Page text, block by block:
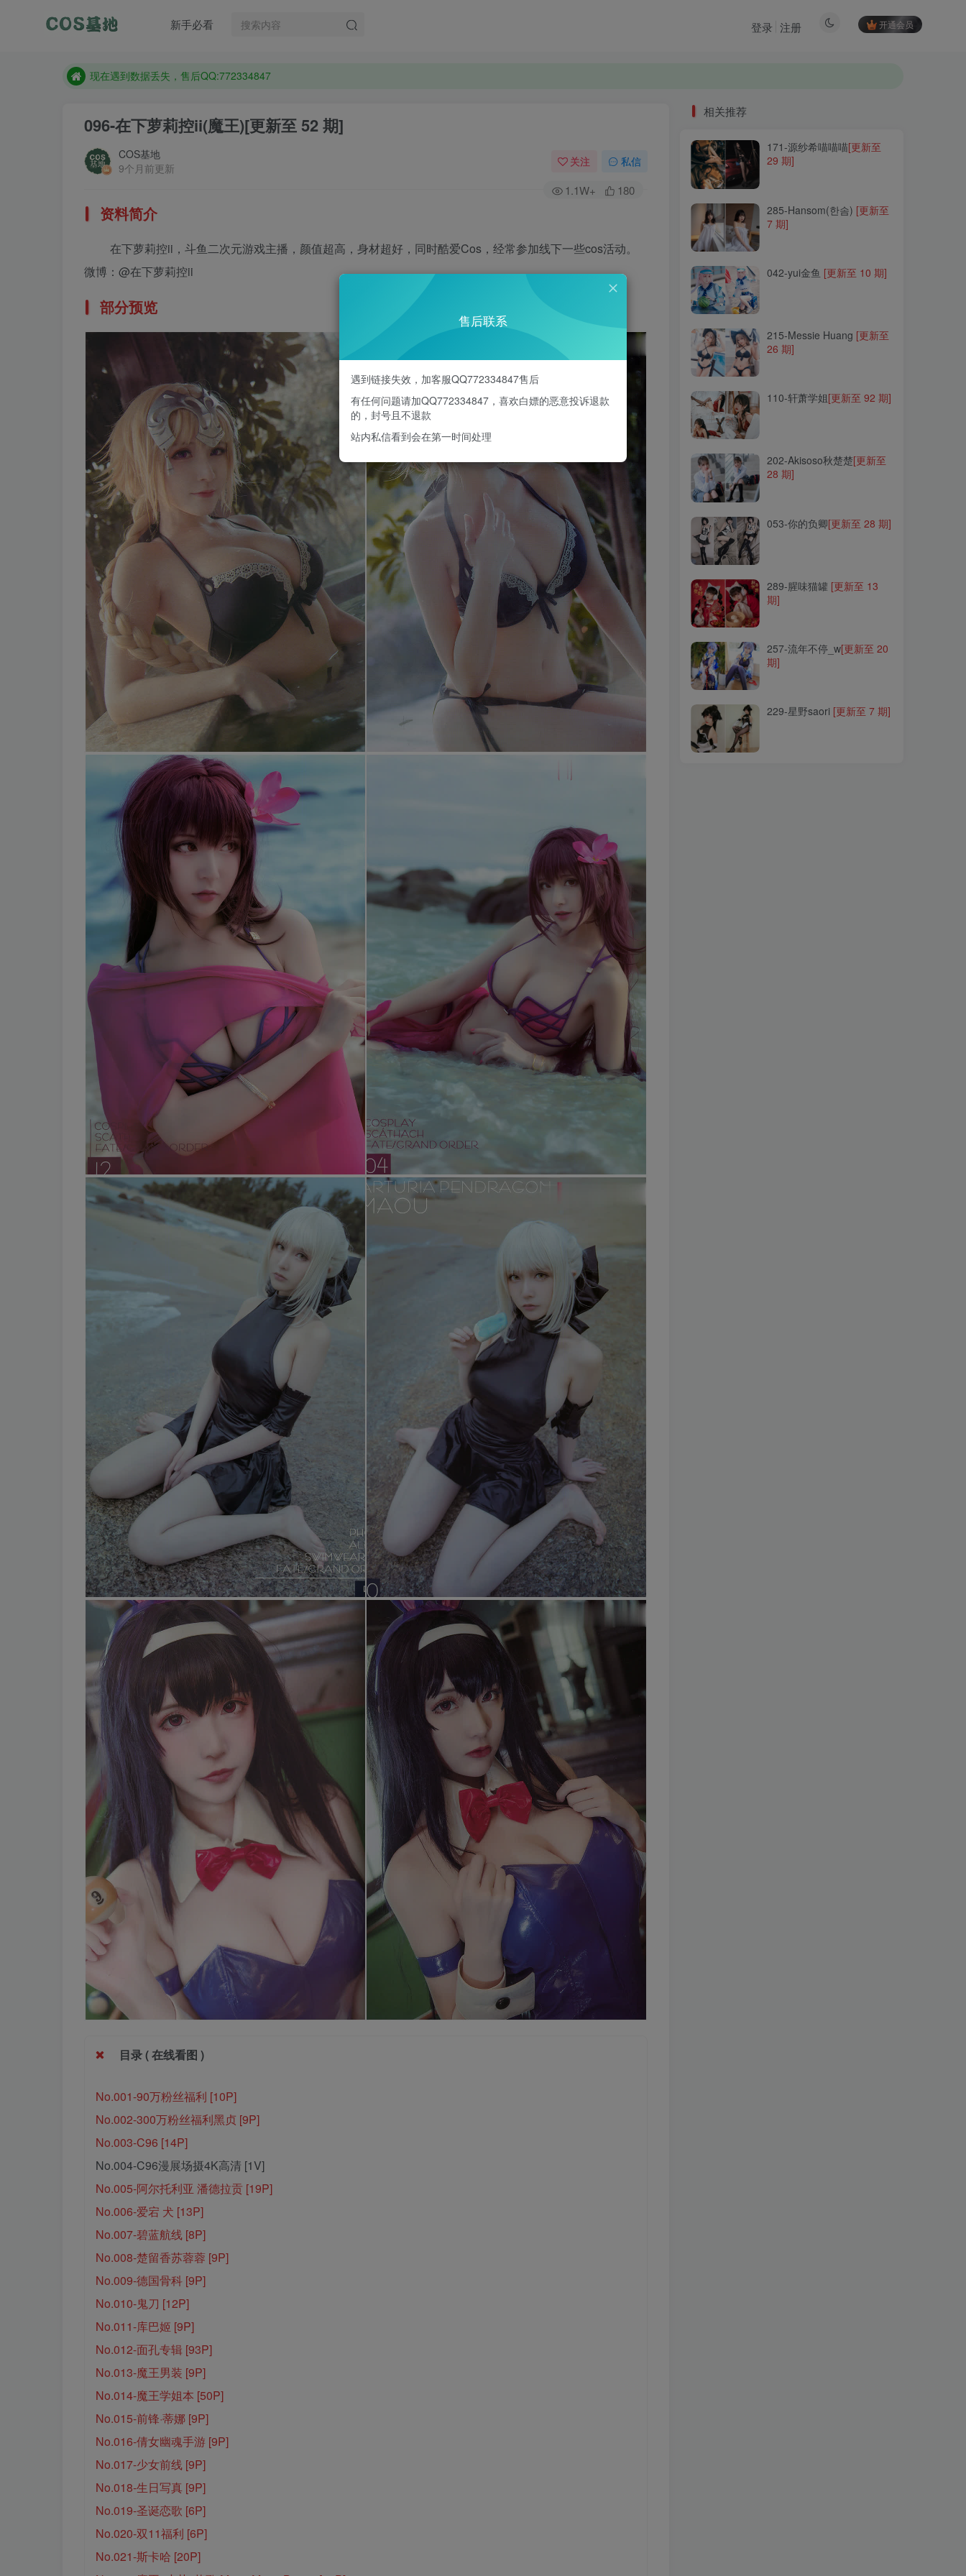
新手必看 开通会员
登录 注册
售后QQ:772334847
想看那个coser作品，请在搜索框搜索
096-在下萝莉控ii(魔王)[更新至 52 期]
COS基地
9个月前更新
关注 私信
1.1W+ 180
资料简介
在下萝莉控ii，斗鱼二次元游戏主播，颜值超高，身材超好，同时酷爱Cos，经常参加线下一些cos活动。
微博：@在下萝莉控ii
部分预览
目录 ( 在线看图 )
No.001-90万粉丝福利 [10P]
No.002-300万粉丝福利黑贞 [9P]
No.003-C96 [14P]
No.004-C96漫展场摄4K高清 [1V]
No.005-阿尔托利亚 潘德拉贡 [19P]
No.006-爱宕 犬 [13P]
No.007-碧蓝航线 [8P]
No.008-楚留香苏蓉蓉 [9P]
No.009-德国骨科 [9P]
No.010-鬼刀 [12P]
No.011-库巴姬 [9P]
No.012-面孔专辑 [93P]
No.013-魔王男装 [9P]
No.014-魔王学姐本 [50P]
No.015-前锋·蒂娜 [9P]
No.016-倩女幽魂手游 [9P]
No.017-少女前线 [9P]
No.018-生日写真 [9P]
No.019-圣诞恋歌 [6P]
No.020-双11福利 [6P]
No.021-斯卡哈 [20P]
042-yui金鱼
110-轩萧学姐
257-流年不停_w
229-星野saori
相关推荐
171-源纱希喵喵喵[更新至
29 期]
285-Hansom(한솜) [更新至
7 期]
042-yui金鱼 [更新至 10 期]
215-Messie Huang [更新至
26 期]
110-轩萧学姐[更新至 92 期]
202-Akisoso秋楚楚[更新至
28 期]
053-你的负卿[更新至 28 期]
289-腥味猫罐 [更新至 13
期]
257-流年不停_w[更新至 20
期]
229-星野saori [更新至 7 期]
售后联系
遇到链接失效，加客服QQ772334847售后
有任何问题请加QQ772334847，喜欢白嫖的恶意投诉退款
的，封号且不退款
站内私信看到会在第一时间处理